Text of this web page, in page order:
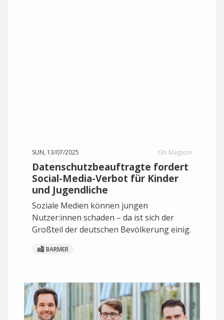
SUN, 13/07/2025 t3n Magazin
Datenschutzbeauftragte fordert
Social-Media-Verbot für Kinder
und Jugendliche
Soziale Medien können jungen
Nutzer:innen schaden – da ist sich der
Großteil der deutschen Bevölkerung einig.
BARMER